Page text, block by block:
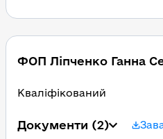
ФОП Ліпченко Ганна
Кваліфікований
Документи (2)